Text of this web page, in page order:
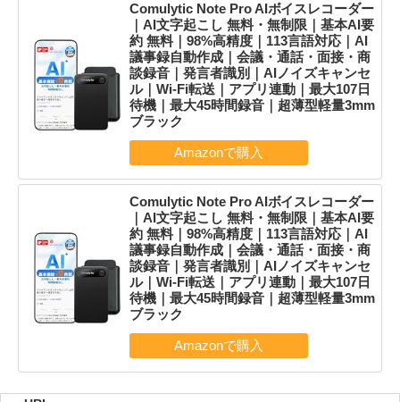
Comulytic Note Pro AIボイスレコーダー
｜AI文字起こし 無料・無制限｜基本AI要
約 無料｜98%高精度｜113言語対応｜AI
議事録自動作成｜会議・通話・面接・商
談録音｜発言者識別｜AIノイズキャンセ
ル｜Wi-Fi転送｜アプリ連動｜最大107日
待機｜最大45時間録音｜超薄型軽量3mm
ブラック
Comulytic Note Pro AIボイスレコーダー
｜AI文字起こし 無料・無制限｜基本AI要
約 無料｜98%高精度｜113言語対応｜AI
議事録自動作成｜会議・通話・面接・商
談録音｜発言者識別｜AIノイズキャンセ
ル｜Wi-Fi転送｜アプリ連動｜最大107日
待機｜最大45時間録音｜超薄型軽量3mm
ブラック